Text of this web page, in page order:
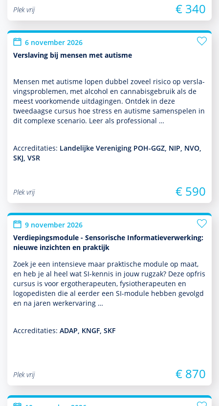
Plek vrij € 340
6 november 2026
Verslaving bij mensen met autisme
Mensen met autisme lopen dubbel zoveel risico op ver­sla­
vingspro­ble­men, met alcohol en cannabisgebruik als de
meest voor­komende uitdagingen. Ontdek in deze
tweedaagse cursus hoe stress en autisme samenspelen in
dit complexe scenario. Leer als professional …
Accreditaties: Landelijke Vereniging POH-GGZ, NIP, NVO,
SKJ, VSR
Plek vrij € 590
9 november 2026
Verdiepingsmodule - Sensorische Informatieverwerking:
nieuwe inzichten en praktijk
Zoek je een intensieve maar prak­tische module op maat,
en heb je al heel wat SI-kennis in jouw rugzak? Deze opfris
cursus is voor ergo­thera­peuten, fysiothera­peuten en
logopedisten die al eerder een SI-module hebben gevolgd
en na jaren werkervaring …
Accreditaties: ADAP, KNGF, SKF
Plek vrij € 870